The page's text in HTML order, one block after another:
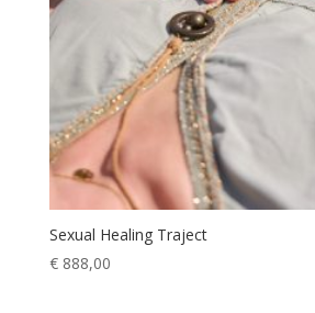
Sexual Healing Traject
€888,00